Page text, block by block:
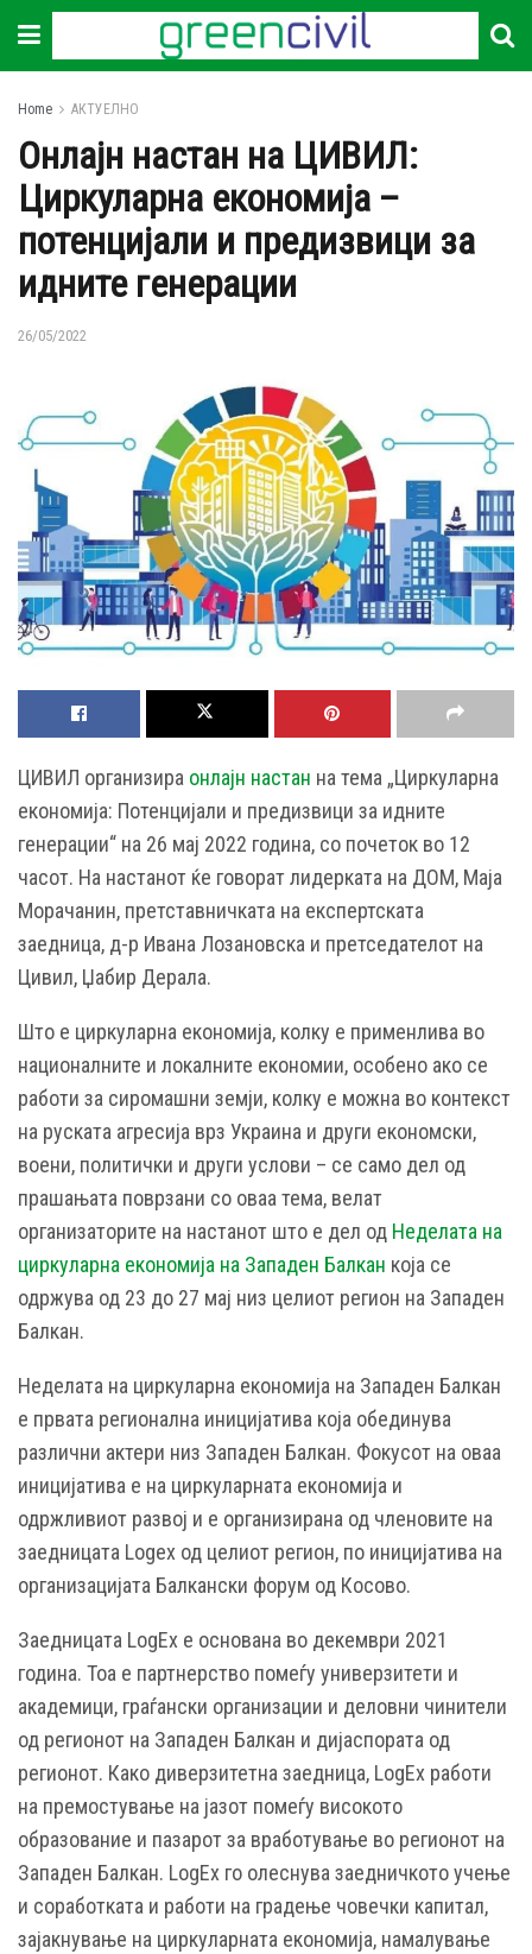
Home АКТУЕЛНО
Онлајн настан на ЦИВИЛ:
Циркуларна економија –
потенцијали и предизвици за
идните генерации
26/05/2022
ЦИВИЛ организира онлајн настан на тема „Циркуларна
економија: Потенцијали и предизвици за идните
генерации“ на 26 мај 2022 година, со почеток во 12
часот. На настанот ќе говорат лидерката на ДОМ, Маја
Морачанин, претставничката на експертската
заедница, д-р Ивана Лозановска и претседателот на
Цивил, Џабир Дерала.
Што е циркуларна економија, колку е применлива во
националните и локалните економии, особено ако се
работи за сиромашни земји, колку е можна во контекст
на руската агресија врз Украина и други економски,
воени, политички и други услови – се само дел од
прашањата поврзани со оваа тема, велат
организаторите на настанот што е дел од Неделата на
циркуларна економија на Западен Балкан која се
одржува од 23 до 27 мај низ целиот регион на Западен
Балкан.
Неделата на циркуларна економија на Западен Балкан
е првата регионална иницијатива која обединува
различни актери низ Западен Балкан. Фокусот на оваа
иницијатива е на циркуларната економија и
одржливиот развој и е организирана од членовите на
заедницата Logex од целиот регион, по иницијатива на
организацијата Балкански форум од Косово.
Заедницата LogEx е основана во декември 2021
година. Тоа е партнерство помеѓу универзитети и
академици, граѓански организации и деловни чинители
од регионот на Западен Балкан и дијаспората од
регионот. Како диверзитетна заедница, LogEx работи
на премостување на јазот помеѓу високото
образование и пазарот за вработување во регионот на
Западен Балкан. LogEx го олеснува заедничкото учење
и соработката и работи на градење човечки капитал,
зајакнување на циркуларната економија, намалување